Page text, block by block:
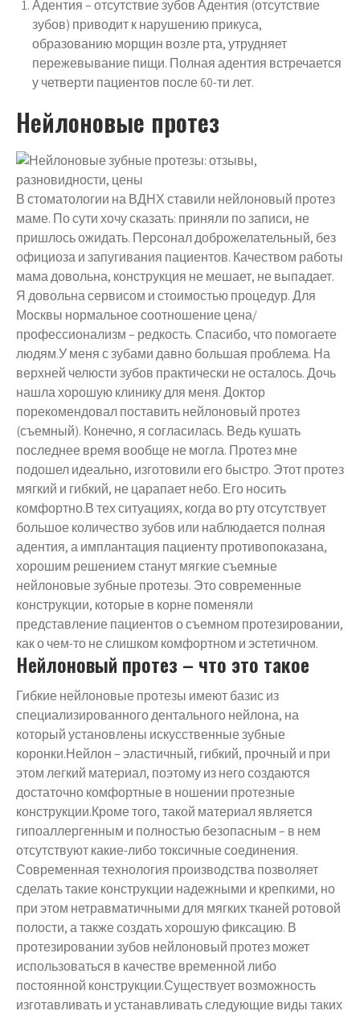
Адентия – отсутствие зубов Адентия (отсутствие
зубов) приводит к нарушению прикуса,
образованию морщин возле рта, утрудняет
пережевывание пищи. Полная адентия встречается
у четверти пациентов после 60-ти лет.
Нейлоновые протез
В стоматологии на ВДНХ ставили нейлоновый протез
маме. По сути хочу сказать: приняли по записи, не
пришлось ожидать. Персонал доброжелательный, без
официоза и запугивания пациентов. Качеством работы
мама довольна, конструкция не мешает, не выпадает.
Я довольна сервисом и стоимостью процедур. Для
Москвы нормальное соотношение цена/
профессионализм – редкость. Спасибо, что помогаете
людям.У меня с зубами давно большая проблема. На
верхней челюсти зубов практически не осталось. Дочь
нашла хорошую клинику для меня. Доктор
порекомендовал поставить нейлоновый протез
(съемный). Конечно, я согласилась. Ведь кушать
последнее время вообще не могла. Протез мне
подошел идеально, изготовили его быстро. Этот протез
мягкий и гибкий, не царапает небо. Его носить
комфортно.В тех ситуациях, когда во рту отсутствует
большое количество зубов или наблюдается полная
адентия, а имплантация пациенту противопоказана,
хорошим решением станут мягкие съемные
нейлоновые зубные протезы. Это современные
конструкции, которые в корне поменяли
представление пациентов о съемном протезировании,
как о чем-то не слишком комфортном и эстетичном.
Нейлоновый протез – что это такое
Гибкие нейлоновые протезы имеют базис из
специализированного дентального нейлона, на
который установлены искусственные зубные
коронки.Нейлон – эластичный, гибкий, прочный и при
этом легкий материал, поэтому из него создаются
достаточно комфортные в ношении протезные
конструкции.Кроме того, такой материал является
гипоаллергенным и полностью безопасным – в нем
отсутствуют какие-либо токсичные соединения.
Современная технология производства позволяет
сделать такие конструкции надежными и крепкими, но
при этом нетравматичными для мягких тканей ротовой
полости, а также создать хорошую фиксацию. В
протезировании зубов нейлоновый протез может
использоваться в качестве временной либо
постоянной конструкции.Существует возможность
изготавливать и устанавливать следующие виды таких